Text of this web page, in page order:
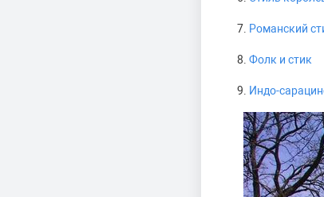
Романский
Фолк и стик
Индо-